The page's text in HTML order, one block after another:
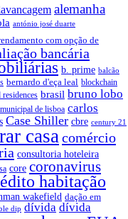
alemanha
antónio josé duarte
com opção de
bancária
b. prime balcão
bernardo d'eça leal blockchain
residences brasil bruno lobo
de lisboa carlos
Case Shiller cbre century 21
casa comércio
consultoria hoteleira
core coronavirus
habitação
wakefield dação em
dip dívida dívida